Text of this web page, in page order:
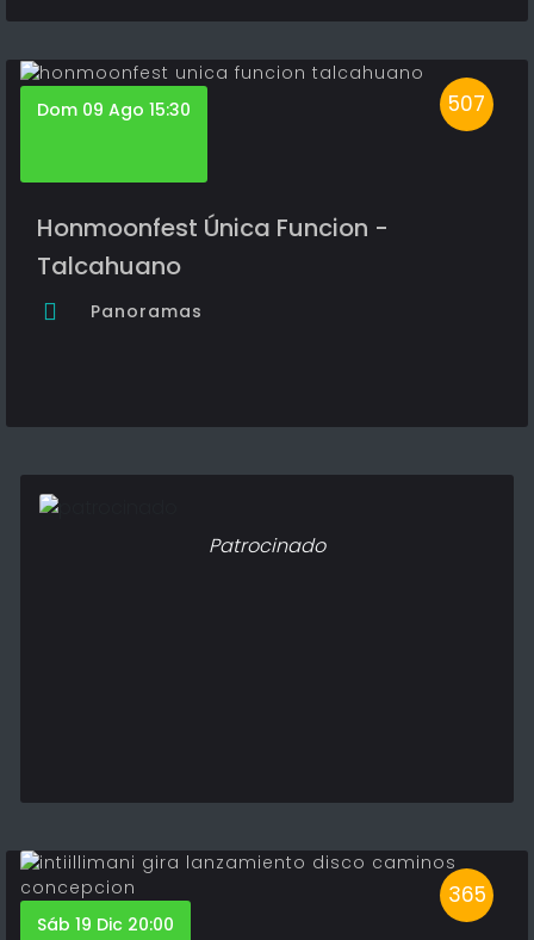
507
Dom 09 Ago 15:30
Honmoonfest Única Funcion -
Talcahuano
Panoramas
Patrocinado
365
Sáb 19 Dic 20:00